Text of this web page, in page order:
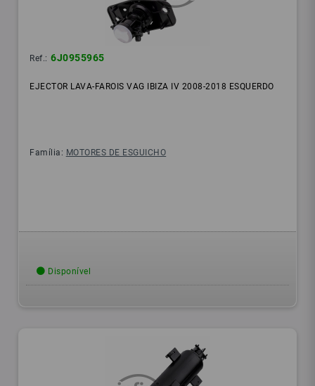
Ref.: 6J0955965
EJECTOR LAVA-FAROIS VAG IBIZA IV 2008-2018 ESQUERDO
Família: MOTORES DE ESGUICHO
Disponível